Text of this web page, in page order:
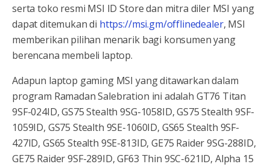
serta toko resmi MSI ID Store dan mitra diler MSI yang
dapat ditemukan di https://msi.gm/offlinedealer, MSI
memberikan pilihan menarik bagi konsumen yang
berencana membeli laptop.
Adapun laptop gaming MSI yang ditawarkan dalam
program Ramadan Salebration ini adalah GT76 Titan
9SF-024ID, GS75 Stealth 9SG-1058ID, GS75 Stealth 9SF-
1059ID, GS75 Stealth 9SE-1060ID, GS65 Stealth 9SF-
427ID, GS65 Stealth 9SE-813ID, GE75 Raider 9SG-288ID,
GE75 Raider 9SF-289ID, GF63 Thin 9SC-621ID, Alpha 15